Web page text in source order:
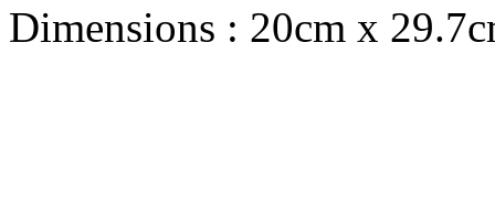
Dimensions : 20cm x